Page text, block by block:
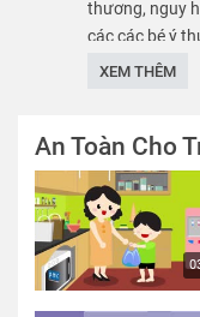
thương, nguy
các các bé ý
ra, nhằm
We care about
educational
Thể loại :PHIM
XEM THÊM
An Toàn Cho